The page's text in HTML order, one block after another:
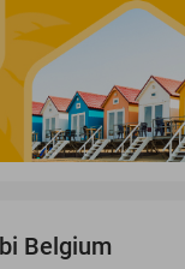
Belgium